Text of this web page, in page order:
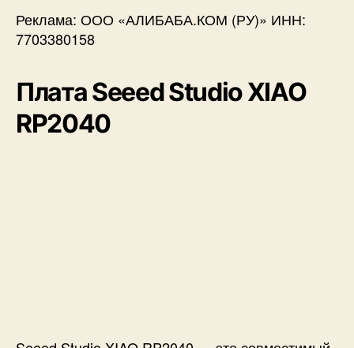
Реклама: ООО «АЛИБАБА.КОМ (РУ)» ИНН:
7703380158
Плата Seeed Studio XIAO
RP2040